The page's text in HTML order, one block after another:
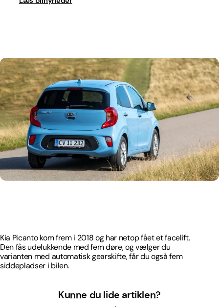
Kia Picanto kom frem i 2018 og har netop fået et facelift.
Den fås udelukkende med fem døre, og vælger du
varianten med automatisk gearskifte, får du også fem
siddepladser i bilen.
Kunne du lide artiklen?